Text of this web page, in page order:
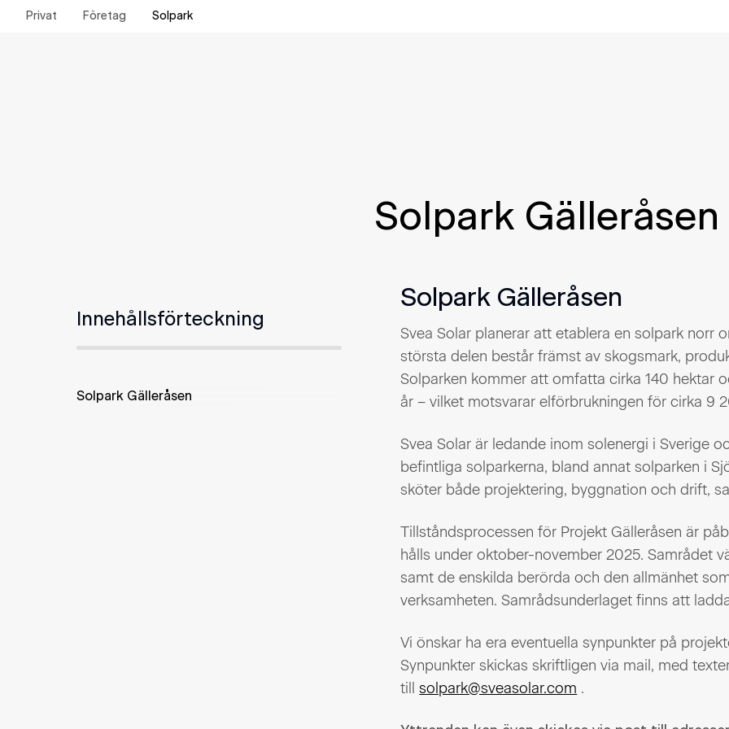
Privat Företag Solpark
Solpark Gälleråsen
Innehållsförteckning
Solpark Gälleråsen
Solpark Gälleråsen
Svea Solar planerar att etablera en solpark norr
största delen består främst av skogsmark,
Solparken kommer att omfatta cirka 140 hektar
år – vilket motsvarar elförbrukningen för cirka 9
Svea Solar är ledande inom solenergi i Sverige
befintliga solparkerna, bland annat solparken i
sköter både projektering, byggnation och drift,
Tillståndsprocessen för Projekt Gälleråsen är
hålls under oktober-november 2025. Samrådet
samt de enskilda berörda och den allmänhet
verksamheten. Samrådsunderlaget finns att
Vi önskar ha era eventuella synpunkter på
Synpunkter skickas skriftligen via mail, med
tillsolpark@sveasolar.com .